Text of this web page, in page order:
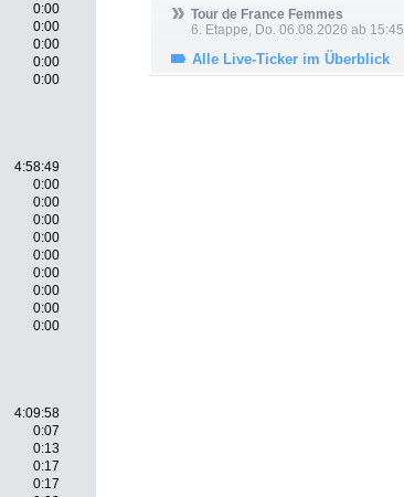
0:00
0:00
0:00
0:00
0:00
4:58:49
0:00
0:00
0:00
0:00
0:00
0:00
0:00
0:00
0:00
4:09:58
0:07
0:13
0:17
0:17
Tour de France Femmes
6. Etappe, Do. 06.08.2026 ab 15:45
Alle Live-Ticker im Überblick